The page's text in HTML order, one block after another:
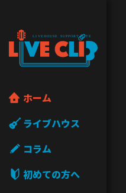
ホーム
ライブハウス
コラム
初めての方へ